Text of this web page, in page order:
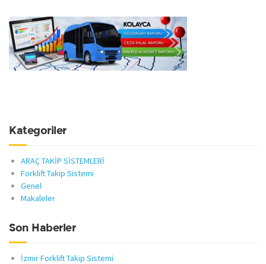
Kategoriler
ARAÇ TAKİP SİSTEMLERİ
Forklift Takip Sistemi
Genel
Makaleler
Son Haberler
İzmir Forklift Takip Sistemi